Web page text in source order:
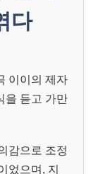
다
이이의 제자
을 듣고 가만
감으로 조정
었으며, 지